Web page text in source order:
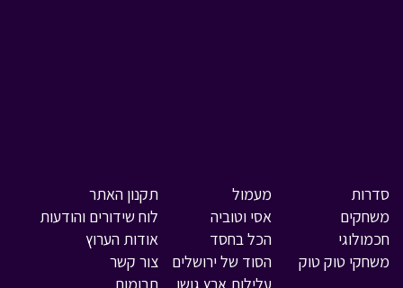
סדרות
משחקים
חכמולוגי
משחקי טוק טוק
מעמול
אסי וטוביה
הכל בחסד
הסוד של ירושלים
תקנון האתר
לוח שידורים והודעות
אודות הערוץ
צור קשר